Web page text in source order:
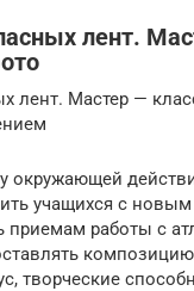
лент.
лент. Мастер —
окружающей
учащихся с
приемам работы с
творческие